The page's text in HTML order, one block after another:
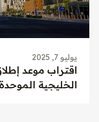
يوليو 7, 2025
اقتراب موعد
الخليجية الموحدة